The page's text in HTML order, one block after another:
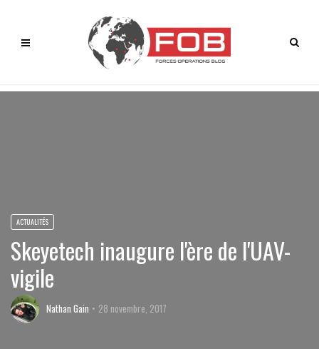
ACTUALITÉS
Skeyetech inaugure l'ère de l'UAV-
vigile
Nathan Gain 28 novembre, 2017